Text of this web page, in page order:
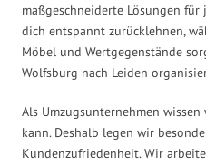
maßgeschneiderte Lösungen
dich entspannt zurücklehnen,
Möbel und Wertgegenstände
Wolfsburg nach Leiden
Als Umzugsunternehmen
kann. Deshalb legen wir
Kundenzufriedenheit. Wir